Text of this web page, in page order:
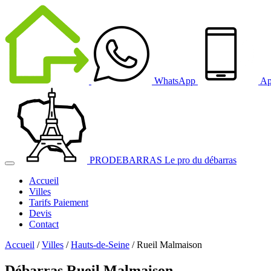
WhatsApp
PRODEBARRAS Le pro du débarras
Accueil
Villes
Tarifs Paiement
Devis
Contact
Accueil / Villes / Hauts-de-Seine / Rueil Malmaison